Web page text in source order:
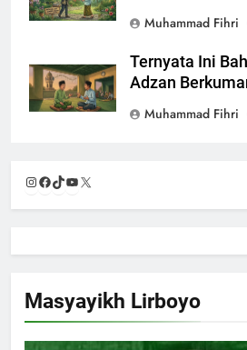
Muhammad Fihri
Ternyata Ini
Adzan
Muhammad Fihri
Instagram
Facebook
TikTok
YouTube
Masyayikh Lirboyo